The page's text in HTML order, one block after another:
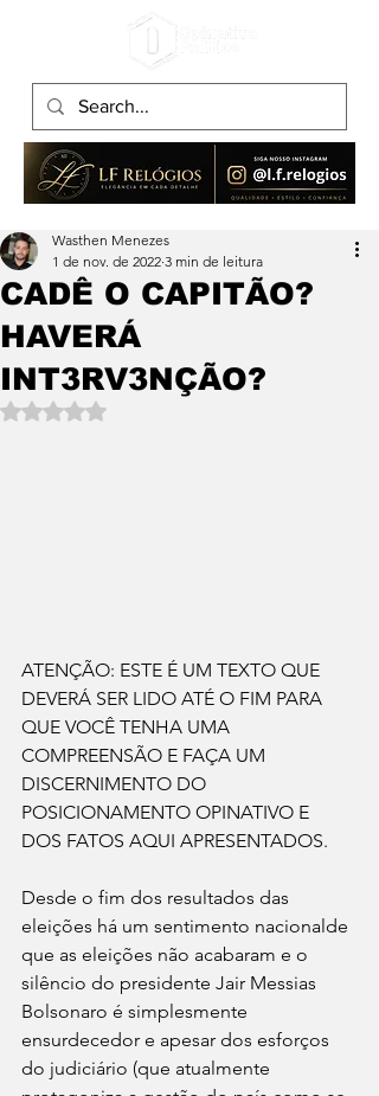
CADÊ O CAPITÃO?
HAVERÁ
INT3RV3NÇÃO?
Wasthen Menezes
1 de nov. de 2022 3 min de leitura
Avaliado com NaN de 5 estrelas.
ATENÇÃO: ESTE É UM TEXTO QUE
DEVERÁ SER LIDO ATÉ O FIM PARA
QUE VOCÊ TENHA UMA
COMPREENSÃO E FAÇA UM
DISCERNIMENTO DO
POSICIONAMENTO OPINATIVO E
DOS FATOS AQUI APRESENTADOS.
Desde o fim dos resultados das
eleições há um sentimento nacionalde
que as eleições não acabaram e o
silêncio do presidente Jair Messias
Bolsonaro é simplesmente
ensurdecedor e apesar dos esforços
do judiciário (que atualmente